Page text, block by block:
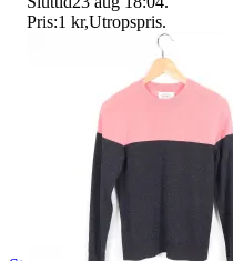
Pris:1 kr,Utropspris.